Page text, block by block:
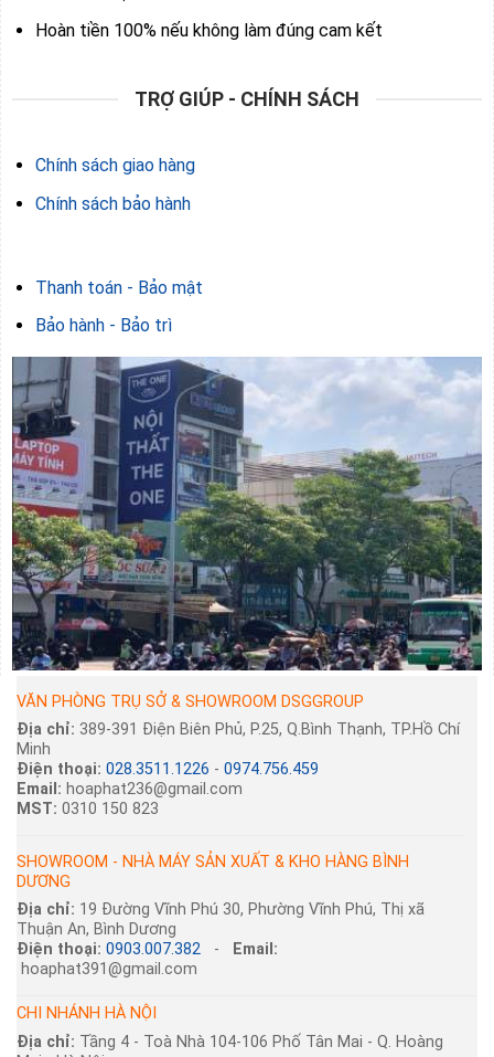
Hoàn tiền 100% nếu không làm đúng cam kết
TRỢ GIÚP - CHÍNH SÁCH
Chính sách giao hàng
Chính sách bảo hành
Thanh toán - Bảo mật
Bảo hành - Bảo trì
VĂN PHÒNG TRỤ SỞ & SHOWROOM DSGGROUP
Địa chỉ: 389-391 Điện Biên Phủ, P.25, Q.Bình Thạnh, TP.Hồ Chí
Minh
Điện thoại: 028.3511.1226 - 0974.756.459
Email: hoaphat236@gmail.com
MST: 0310 150 823
SHOWROOM - NHÀ MÁY SẢN XUẤT & KHO HÀNG BÌNH
DƯƠNG
Địa chỉ: 19 Đường Vĩnh Phú 30, Phường Vĩnh Phú, Thị xã
Thuận An, Bình Dương
Điện thoại: 0903.007.382-
Email:
hoaphat391@gmail.com
CHI NHÁNH HÀ NỘI
Địa chỉ: Tầng 4 - Toà Nhà 104-106 Phố Tân Mai - Q. Hoàng